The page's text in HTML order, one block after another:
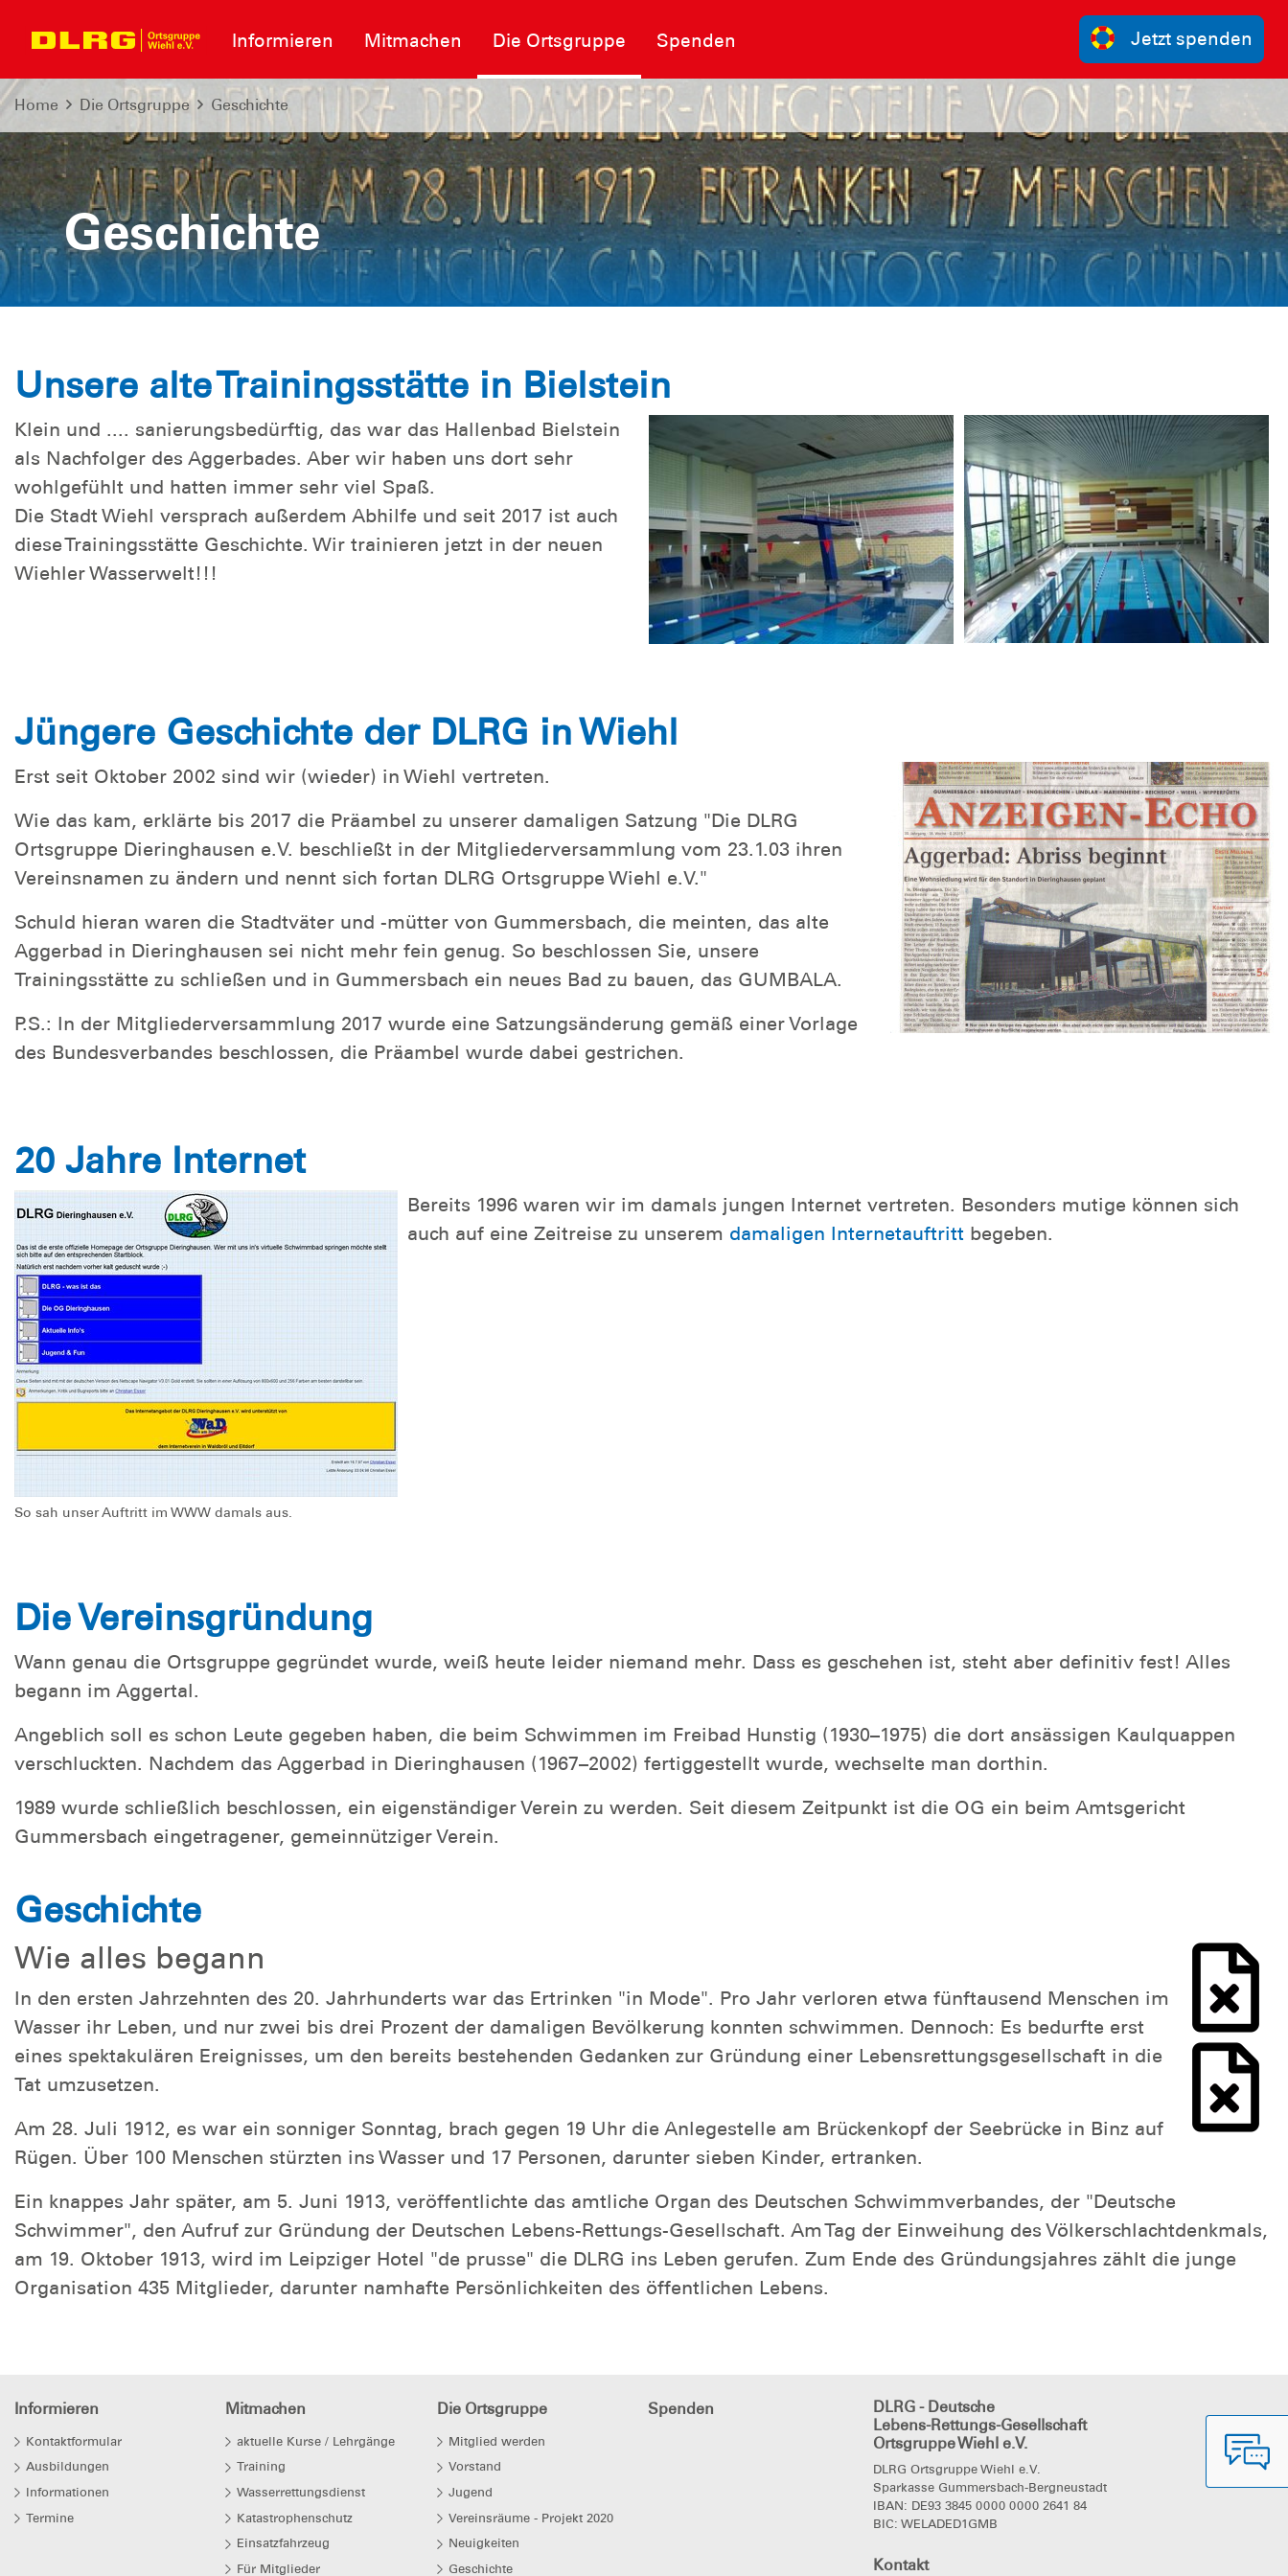
Informieren Mitmachen Die Ortsgruppe Spenden Jetzt spenden
Home Die Ortsgruppe Geschichte
Geschichte
Unsere alte Trainingsstätte in Bielstein
Klein und .... sanierungsbedürftig, das war das Hallenbad Bielstein
als Nachfolger des Aggerbades. Aber wir haben uns dort sehr
wohlgefühlt und hatten immer sehr viel Spaß.
Die Stadt Wiehl versprach außerdem Abhilfe und seit 2017 ist auch
diese Trainingsstätte Geschichte. Wir trainieren jetzt in der neuen
Wiehler Wasserwelt!!!
Jüngere Geschichte der DLRG in Wiehl
Erst seit Oktober 2002 sind wir (wieder) in Wiehl vertreten.
Wie das kam, erklärte bis 2017 die Präambel zu unserer damaligen Satzung "Die DLRG
Ortsgruppe Dieringhausen e.V. beschließt in der Mitgliederversammlung vom 23.1.03 ihren
Vereinsnamen zu ändern und nennt sich fortan DLRG Ortsgruppe Wiehl e.V."
Schuld hieran waren die Stadtväter und -mütter von Gummersbach, die meinten, das alte
Aggerbad in Dieringhausen sei nicht mehr fein genug. So beschlossen Sie, unsere
Trainingsstätte zu schließen und in Gummersbach ein neues Bad zu bauen, das GUMBALA.
P.S.: In der Mitgliederversammlung 2017 wurde eine Satzungsänderung gemäß einer Vorlage
des Bundesverbandes beschlossen, die Präambel wurde dabei gestrichen.
20 Jahre Internet
So sah unser Auftritt im WWW damals aus.
Bereits 1996 waren wir im damals jungen Internet vertreten. Besonders mutige können sich
auch auf eine Zeitreise zu unserem damaligen Internetauftritt begeben.
Die Vereinsgründung
Wann genau die Ortsgruppe gegründet wurde, weiß heute leider niemand mehr. Dass es geschehen ist, steht aber definitiv fest! Alles
begann im Aggertal.
Angeblich soll es schon Leute gegeben haben, die beim Schwimmen im Freibad Hunstig (1930–1975) die dort ansässigen Kaulquappen
verschluckten. Nachdem das Aggerbad in Dieringhausen (1967–2002) fertiggestellt wurde, wechselte man dorthin.
1989 wurde schließlich beschlossen, ein eigenständiger Verein zu werden. Seit diesem Zeitpunkt ist die OG ein beim Amtsgericht
Gummersbach eingetragener, gemeinnütziger Verein.
Geschichte
Wie alles begann
In den ersten Jahrzehnten des 20. Jahrhunderts war das Ertrinken "in Mode". Pro Jahr verloren etwa fünftausend Menschen im
Wasser ihr Leben, und nur zwei bis drei Prozent der damaligen Bevölkerung konnten schwimmen. Dennoch: Es bedurfte erst
eines spektakulären Ereignisses, um den bereits bestehenden Gedanken zur Gründung einer Lebensrettungsgesellschaft in die
Tat umzusetzen.
Am 28. Juli 1912, es war ein sonniger Sonntag, brach gegen 19 Uhr die Anlegestelle am Brückenkopf der Seebrücke in Binz auf
Rügen. Über 100 Menschen stürzten ins Wasser und 17 Personen, darunter sieben Kinder, ertranken.
Ein knappes Jahr später, am 5. Juni 1913, veröffentlichte das amtliche Organ des Deutschen Schwimmverbandes, der "Deutsche
Schwimmer", den Aufruf zur Gründung der Deutschen Lebens-Rettungs-Gesellschaft. Am Tag der Einweihung des Völkerschlachtdenkmals,
am 19. Oktober 1913, wird im Leipziger Hotel "de prusse" die DLRG ins Leben gerufen. Zum Ende des Gründungsjahres zählt die junge
Organisation 435 Mitglieder, darunter namhafte Persönlichkeiten des öffentlichen Lebens.
Informieren
Kontaktformular
Ausbildungen
Informationen
Termine
Mitmachen
aktuelle Kurse / Lehrgänge
Training
Wasserrettungsdienst
Katastrophenschutz
Einsatzfahrzeug
Für Mitglieder
Die Ortsgruppe
Mitglied werden
Vorstand
Jugend
Vereinsräume - Projekt 2020
Neuigkeiten
Geschichte
Spenden
DLRG - Deutsche
Lebens-Rettungs-Gesellschaft
Ortsgruppe Wiehl e.V.
DLRG Ortsgruppe Wiehl e.V.
Sparkasse Gummersbach-Bergneustadt
IBAN: DE93 3845 0000 0000 2641 84
BIC: WELADED1GMB
Kontakt